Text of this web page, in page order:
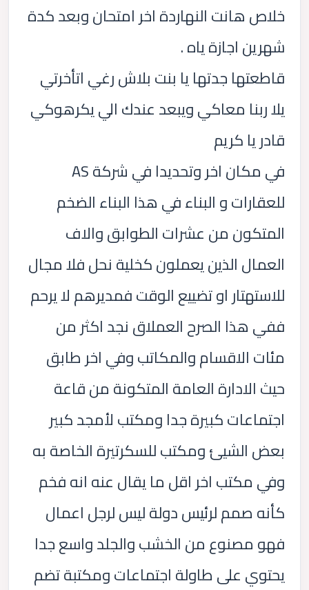
خلاص هانت النهاردة اخر امتحان وبعد كدة
شهرين اجازة ياه .
قاطعتها جدتها يا بنت بلاش رغي اتأخرتي
يلا ربنا معاكي ويبعد عندك الي يكرهوكي
قادر يا كريم
في مكان اخر وتحديدا في شركة AS
للعقارات و البناء في هذا البناء الضخم
المتكون من عشرات الطوابق والاف
العمال الذين يعملون كخلية نحل فلا مجال
للاستهتار او تضييع الوقت فمديرهم لا يرحم
ففي هذا الصرح العملاق نجد اكثر من
مئات الاقسام والمكاتب وفي اخر طابق
حيث الادارة العامة المتكونة من قاعة
اجتماعات كبيرة جدا ومكتب لأمجد كبير
بعض الشيئ ومكتب للسكرتيرة الخاصة به
وفي مكتب اخر اقل ما يقال عنه انه فخم
كأنه صمم لرئيس دولة ليس لرجل اعمال
فهو مصنوع من الخشب والجلد واسع جدا
يحتوي على طاولة اجتماعات ومكتبة تضم